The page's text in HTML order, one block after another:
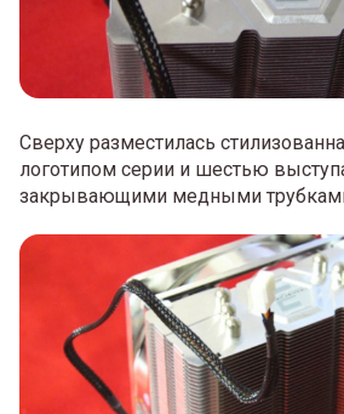
Сверху разместилась
логотипом серии и шестью
закрывающими медными